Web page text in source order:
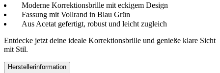
Moderne Korrektionsbrille mit eckigem Design
Fassung mit Vollrand in Blau Grün
Aus Acetat gefertigt, robust und leicht zugleich
Entdecke jetzt deine ideale Korrektionsbrille und genieße klare Sicht
mit Stil.
Herstellerinformation